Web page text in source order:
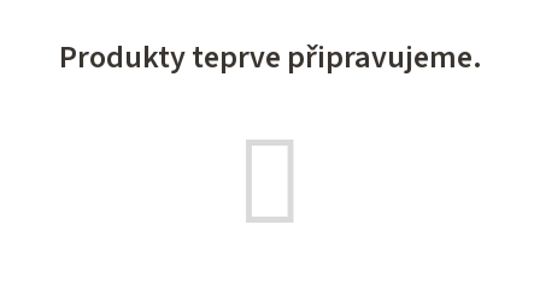
Produkty teprve připravujeme.